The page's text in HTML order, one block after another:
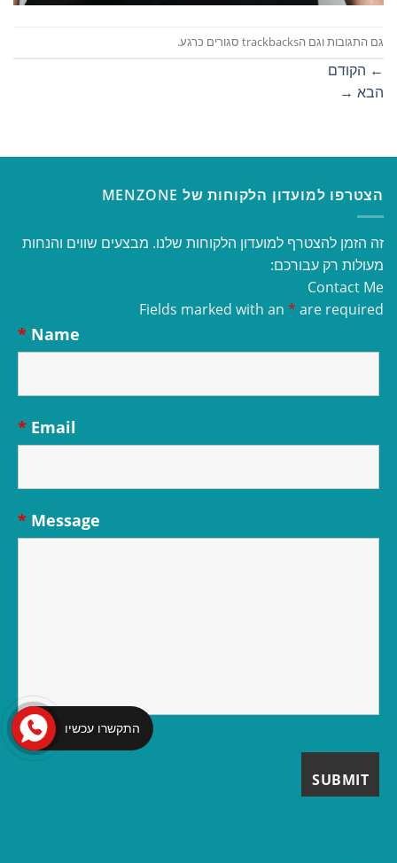
גם התגובות וגם הtrackbacks סגורים כרגע.
← הקודם
הבא →
הצטרפו למועדון הלקוחות של MENZONE
זה הזמן להצטרף למועדון הלקוחות שלנו. מבצעים שווים והנחות
מעולות רק עבורכם:
Contact Me
Fields marked with an * are required
Name
*
Email
*
Message
*
התקשרו עכשיו